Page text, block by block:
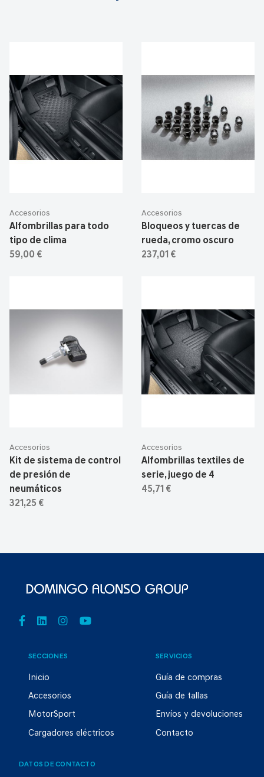
Accesorios
Alfombrillas para todo
tipo de clima
59,00 €
Accesorios
Bloqueos y tuercas de
rueda, cromo oscuro
237,01 €
Accesorios
Kit de sistema de control
de presión de
neumáticos
321,25 €
Accesorios
Alfombrillas textiles de
serie, juego de 4
45,71 €
SECCIONES
Inicio
Accesorios
MotorSport
Cargadores eléctricos
SERVICIOS
Guía de compras
Guía de tallas
Envíos y devoluciones
Contacto
DATOS DE CONTACTO